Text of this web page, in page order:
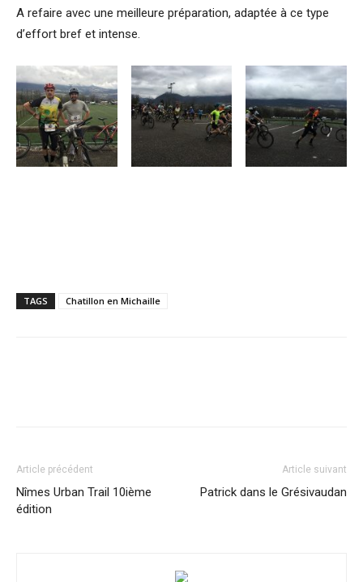
A refaire avec une meilleure préparation, adaptée à ce type
d’effort bref et intense.
TAGS Chatillon en Michaille
Article précédent
Nîmes Urban Trail 10ième
édition
Article suivant
Patrick dans le Grésivaudan